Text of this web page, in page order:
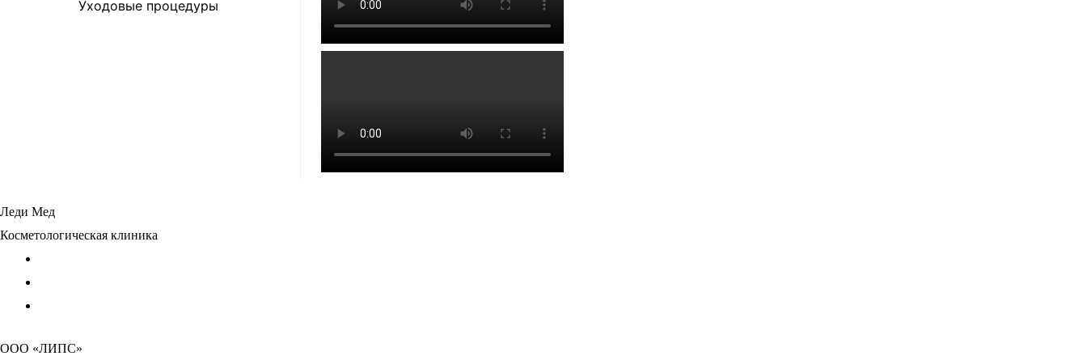
Уходовые процедуры
Леди Мед
Косметологическая клиника
ООО «ЛИПС»